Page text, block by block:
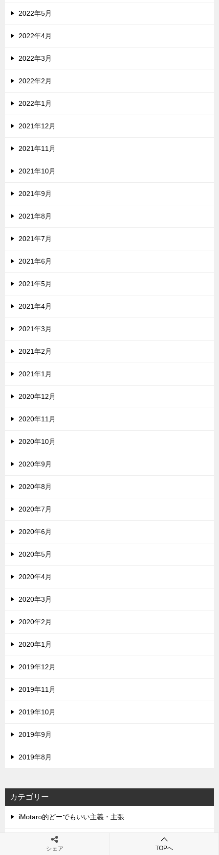
2022年5月
2022年4月
2022年3月
2022年2月
2022年1月
2021年12月
2021年11月
2021年10月
2021年9月
2021年8月
2021年7月
2021年6月
2021年5月
2021年4月
2021年3月
2021年2月
2021年1月
2020年12月
2020年11月
2020年10月
2020年9月
2020年8月
2020年7月
2020年6月
2020年5月
2020年4月
2020年3月
2020年2月
2020年1月
2019年12月
2019年11月
2019年10月
2019年9月
2019年8月
カテゴリー
iMotaro的どーでもいい主義・主張
iMotaro的どーでもいい日常
シェア TOPへ